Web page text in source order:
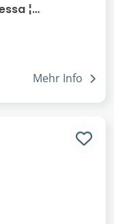
(cm): B: 80 H:
Mehr Info